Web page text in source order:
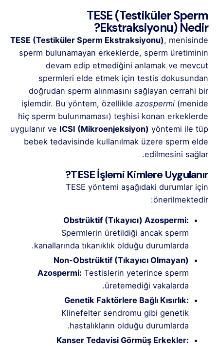
TESE (Testiküler Sperm
Ekstraksiyonu) Nedir?
TESE (Testiküler Sperm Ekstraksiyonu), menisinde
sperm bulunamayan erkeklerde, sperm üretiminin
devam edip etmediğini anlamak ve mevcut
spermleri elde etmek için testis dokusundan
doğrudan sperm alınmasını sağlayan cerrahi bir
işlemdir. Bu yöntem, özellikle azospermi (menide
hiç sperm bulunmaması) teşhisi konan erkeklerde
uygulanır ve ICSI (Mikroenjeksiyon) yöntemi ile tüp
bebek tedavisinde kullanılmak üzere sperm elde
edilmesini sağlar.
TESE İşlemi Kimlere Uygulanır?
TESE yöntemi aşağıdaki durumlar için
önerilmektedir:
Obstrüktif (Tıkayıcı) Azospermi:
Spermlerin üretildiği ancak sperm
kanallarında tıkanıklık olduğu durumlarda.
Non-Obstrüktif (Tıkayıcı Olmayan)
Azospermi: Testislerin yeterince sperm
üretemediği vakalarda.
Genetik Faktörlere Bağlı Kısırlık:
Klinefelter sendromu gibi genetik
hastalıkların olduğu durumlarda.
Kanser Tedavisi Görmüş Erkekler: